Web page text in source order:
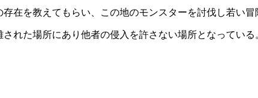
在を教えてもらい、この地のモンスターを討伐し若い冒
れた場所にあり他者の侵入を許さない場所となっている